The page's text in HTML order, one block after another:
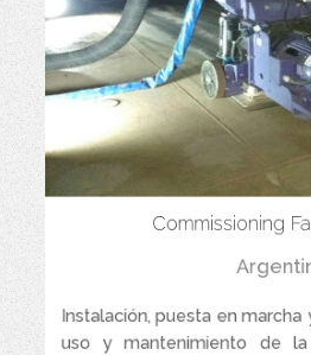
Commissioning
Instalación, puesta en
uso y mantenimiento de la